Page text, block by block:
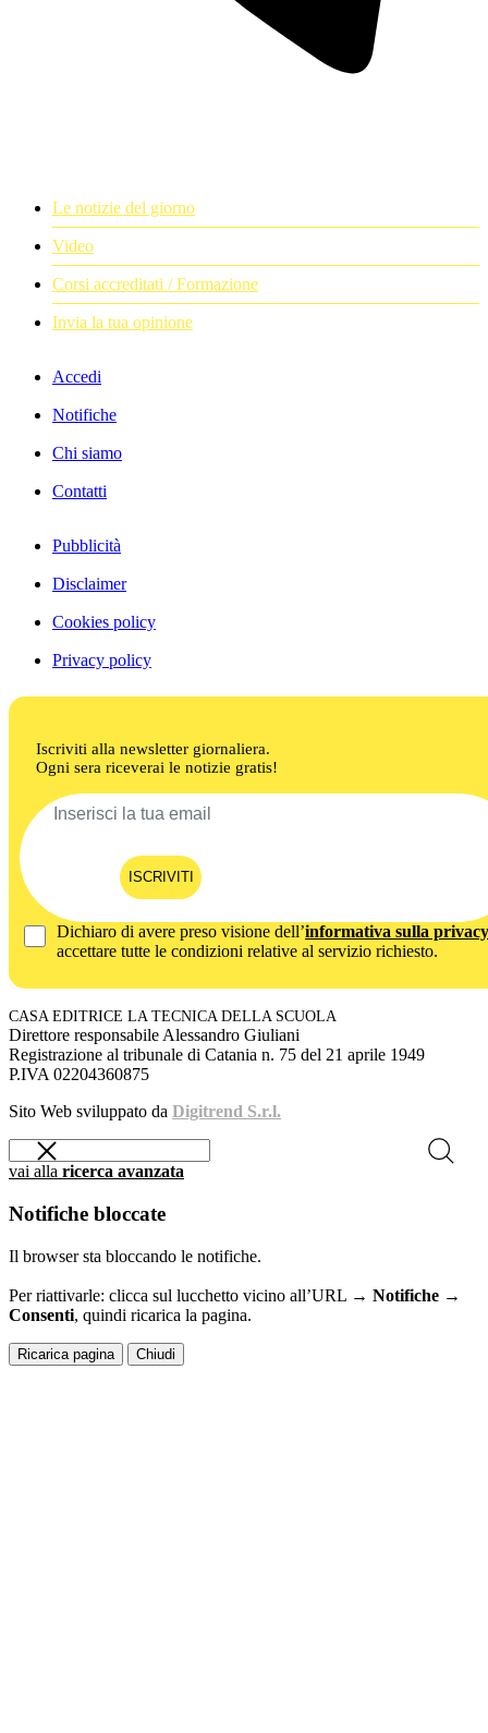
Le notizie del giorno
Video
Corsi accreditati / Formazione
Invia la tua opinione
Accedi
Notifiche
Chi siamo
Contatti
Pubblicità
Disclaimer
Cookies policy
Privacy policy
Iscriviti alla newsletter giornaliera.
Ogni sera riceverai le notizie gratis!
ISCRIVITI
Dichiaro di avere preso visione dell’informativa sulla privacy
accettare tutte le condizioni relative al servizio richiesto.
CASA EDITRICE LA TECNICA DELLA SCUOLA
Direttore responsabile Alessandro Giuliani
Registrazione al tribunale di Catania n. 75 del 21 aprile 1949
P.IVA 02204360875
Sito Web sviluppato da Digitrend S.r.l.
vai alla ricerca avanzata
Notifiche bloccate
Il browser sta bloccando le notifiche.
Per riattivarle: clicca sul lucchetto vicino all’URL → Notifiche →
Consenti, quindi ricarica la pagina.
Ricarica pagina Chiudi